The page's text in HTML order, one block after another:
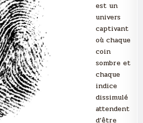
est un
univers
captivant
où chaque
coin
sombre et
chaque
indice
dissimulé
attendent
d’être